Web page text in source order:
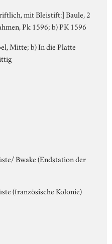
mit Bleistift:] Baule, 2
Pk 1596; b) PK 1596
Mitte; b) In die Platte
Bwake (Endstation der
(französische Kolonie)